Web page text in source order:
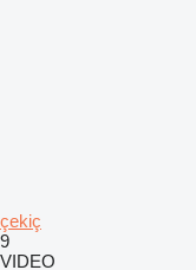
çekiç
9
VIDEO